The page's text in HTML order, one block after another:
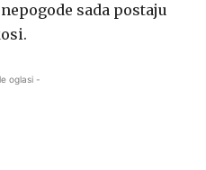
sada postaju
oglasi -